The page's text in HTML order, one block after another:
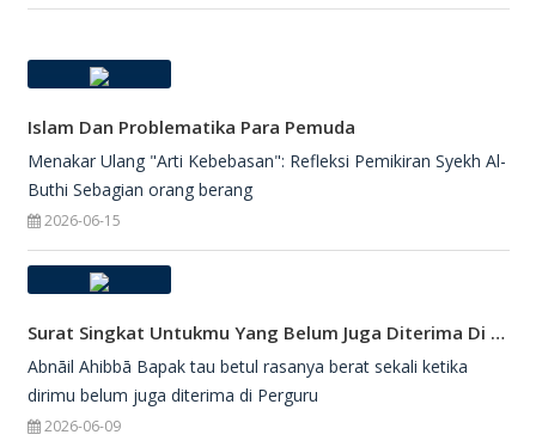
Islam Dan Problematika Para Pemuda
Menakar Ulang "Arti Kebebasan": Refleksi Pemikiran Syekh Al-
Buthi Sebagian orang berang
2026-06-15
Surat Singkat Untukmu Yang Belum Juga Diterima Di Perguruan Tinggi
Abnāil Ahibbā Bapak tau betul rasanya berat sekali ketika
dirimu belum juga diterima di Perguru
2026-06-09